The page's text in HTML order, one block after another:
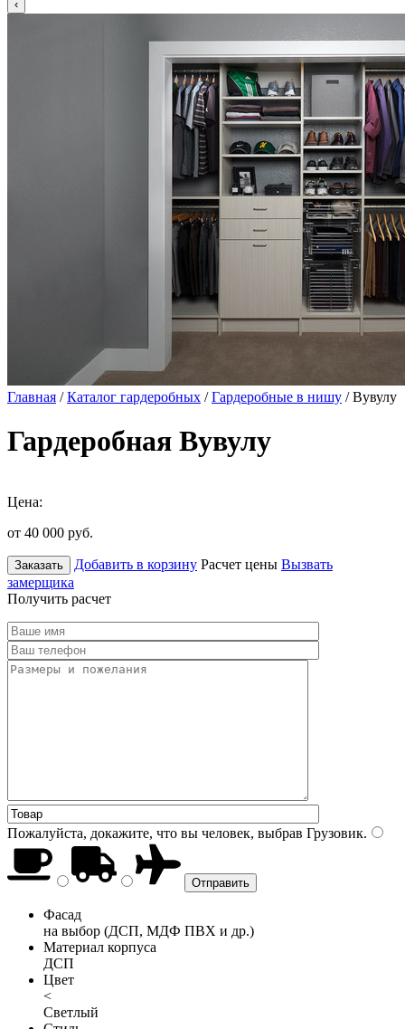
Главная /Каталог гардеробных /Гардеробные в нишу / Вувулу
Гардеробная Вувулу
Цена:
от 40 000 руб.
Заказать Добавить в корзину Расчет цены Вызвать
замерщика
Получить расчет
Пожалуйста, докажите, что вы человек, выбрав Грузовик.
Фасад
на выбор (ДСП, МДФ ПВХ и др.)
Материал корпуса
ДСП
Цвет
<
Светлый